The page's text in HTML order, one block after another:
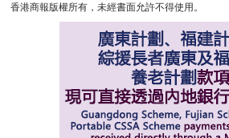
香港商報版權所有，未經書面允許不得使用。